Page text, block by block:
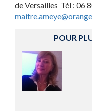
de Versailles Tél : 06
POUR